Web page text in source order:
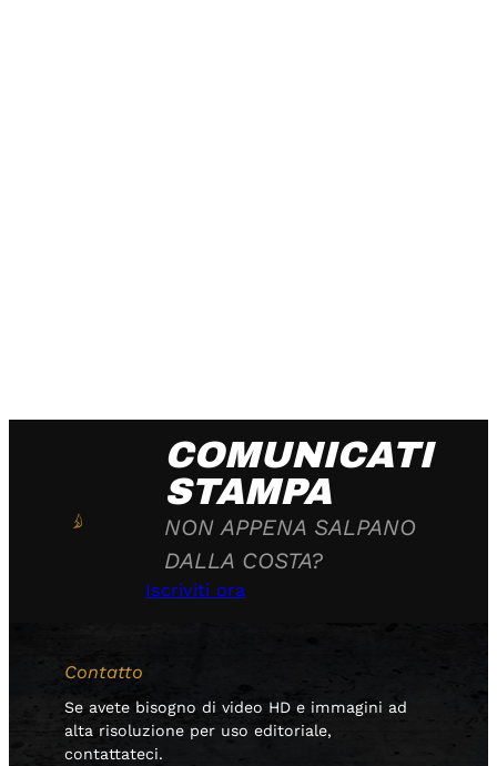
COMUNICATI
STAMPA
NON APPENA SALPANO
DALLA COSTA?
Iscriviti ora
Contatto
Se avete bisogno di video HD e immagini ad
alta risoluzione per uso editoriale,
contattateci.